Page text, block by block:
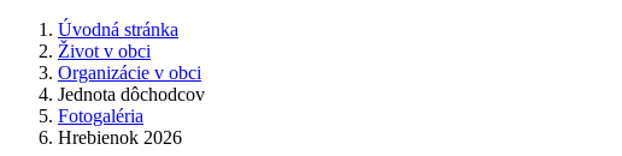
Úvodná stránka
Život v obci
Organizácie v obci
Jednota dôchodcov
Fotogaléria
Hrebienok 2026